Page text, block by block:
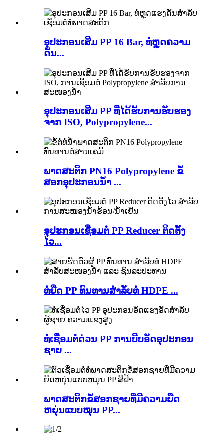
ອຸປະກອນເສີມ PP 16 Bar, ທໍ່ຫຼຸດຄວາມ
ດັນ...
ອຸປະກອນເສີມ PP ທີ່ໄດ້ຮັບການຮັບຮອງ
ຈາກ ISO, Polypropylene...
ພາດສະຕິກ PN16 Polypropylene ຂໍ້
ສອກອຸປະກອນນ້ຳ ...
ອຸປະກອນເຊື່ອມຕໍ່ PP Reducer ຕິດຕັ້ງ
ໄວ...
ທໍ່ຍືດ PP ທົນທານສຳລັບທໍ່ HDPE ...
ທໍ່ເຊື່ອມຕໍ່ດ່ວນ PP ການບີບອັດອຸປະກອນ
ຊາຍ ...
ພາດສະຕິກຂໍ້ສອກຊາຍທີ່ມີຄວາມຍືດ
ຫຍຸ່ນແບບໝຸນ PP...